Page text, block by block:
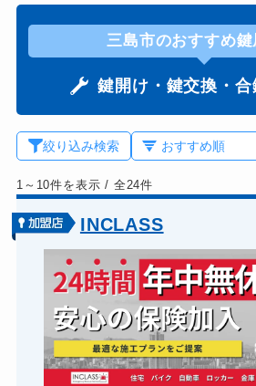
三島市のおすすめ
鍵開け・鍵交換・
絞り込み検索
1～10件を表示/ 全24件
INCLASS